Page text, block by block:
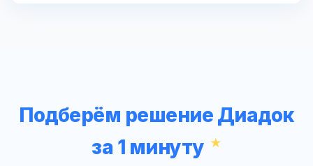
Подберём решение Диадок
за 1 минуту